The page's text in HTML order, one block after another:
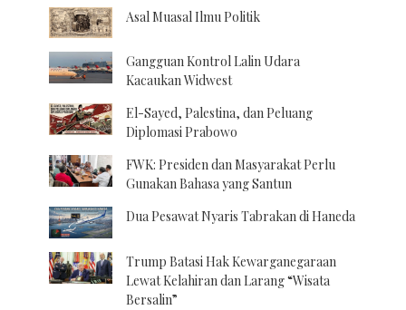
Asal Muasal Ilmu Politik
Gangguan Kontrol Lalin Udara
Kacaukan Widwest
El-Sayed, Palestina, dan Peluang
Diplomasi Prabowo
FWK: Presiden dan Masyarakat Perlu
Gunakan Bahasa yang Santun
Dua Pesawat Nyaris Tabrakan di Haneda
Trump Batasi Hak Kewarganegaraan
Lewat Kelahiran dan Larang “Wisata
Bersalin”